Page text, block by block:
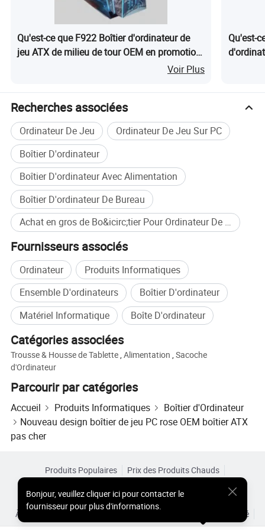
Qu'est-ce que F922 Boîtier d'ordinateur de
jeu ATX de milieu de tour OEM en promotion
avec panneau lumineux RGB cool, USB3.0
Voir Plus
Qu'est-
SPCC
Recherches associées
Ordinateur De Jeu
Ordinateur De Jeu Sur PC
Boîtier D'ordinateur
Boîtier D'ordinateur Avec Alimentation
Boîtier D'ordinateur De Bureau
Achat en gros de Bo&icirc;tier Pour Ordinateur De Jeu
Fournisseurs associés
Ordinateur
Produits Informatiques
Ensemble D'ordinateurs
Boîtier D'ordinateur
Matériel Informatique
Boîte D'ordinateur
Catégories associées
Trousse & Housse de Tablette,Alimentation ,Sacoche
d'Ordinateur
Parcourir par catégories
Accueil Produits Informatiques
Boîtier d'Ordinateur
Nouveau design boîtier de jeu PC rose OEM boîtier ATX
pas cher
Bonjour,veuillez cliquer ici pour contacter le
fournisseur pour plus d'informations.
Produits Populaires
Prix des Produits Chauds
Aperçus
À Propos de
Accord d’Utilisateur
Politique de Confidentialité